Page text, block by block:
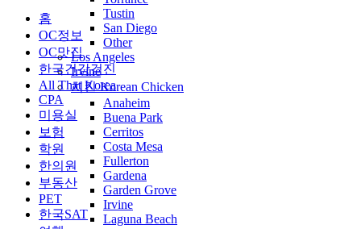
Tustin
San Diego
Other
Los Angeles
Irvine
치킨 Korean Chicken
Anaheim
Buena Park
Cerritos
Costa Mesa
Fullerton
Gardena
Garden Grove
Irvine
Laguna Beach
홈
OC정보
OC맛집
한국건강검진
All That Korea
CPA
미용실
보험
학원
한의원
부동산
PET
한국SAT